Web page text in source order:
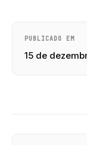
PUBLICADO EM
15 de